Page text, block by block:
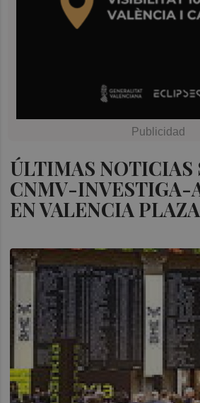
ÚLTIMAS NOTICIAS
CNMV-INVESTIGA-
EN VALENCIA PLAZA